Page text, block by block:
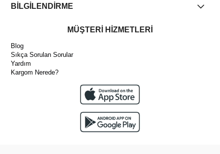
BİLGİLENDİRME
MÜŞTERİ HİZMETLERİ
Blog
Sıkça Sorulan Sorular
Yardım
Kargom Nerede?